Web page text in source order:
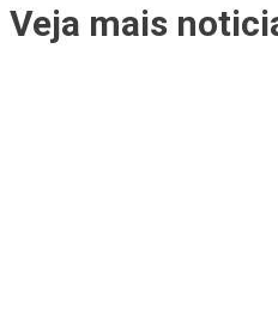
Veja mais